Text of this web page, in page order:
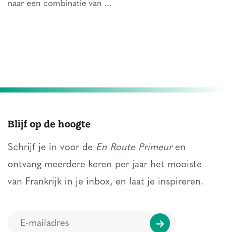
naar een combinatie van ...
Blijf op de hoogte
Schrijf je in voor de En Route Primeuren
ontvang meerdere keren per jaar het mooiste
van Frankrijk in je inbox, en laat je inspireren.